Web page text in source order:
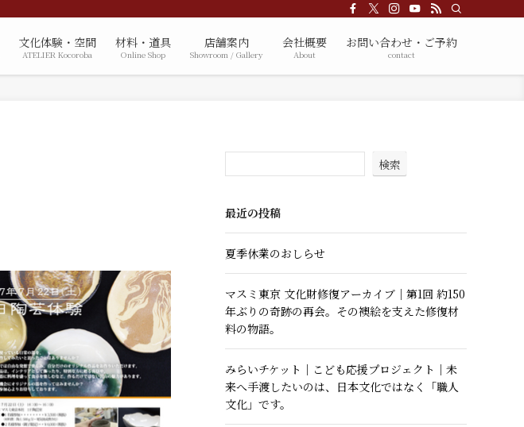
文化体験・空間
ATELIER Kocoroba
材料・道具
Online Shop
店舗案内
Showroom / Gallery
会社概要
About
お問い合わせ・ご予約
contact
検索
最近の投稿
夏季休業のおしらせ
マスミ東京 文化財修復アーカイブ｜第1回 約150
年ぶりの奇跡の再会。その襖絵を支えた修復材
料の物語。
みらいチケット｜こども応援プロジェクト｜未
来へ手渡したいのは、日本文化ではなく「職人
文化」です。